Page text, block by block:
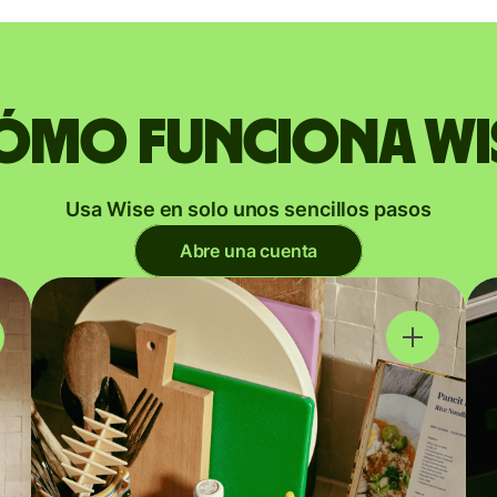
funciona
Usa Wise en solo unos sencillos pasos
Abre una cuenta